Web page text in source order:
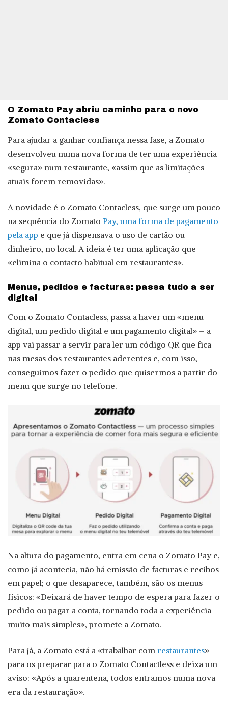
O Zomato Pay abriu caminho para o novo
Zomato Contacless
Para ajudar a ganhar confiança nessa fase, a Zomato
desenvolveu numa nova forma de ter uma experiência
«segura» num restaurante, «assim que as limitações
atuais forem removidas».
A novidade é o Zomato Contacless, que surge um pouco
na sequência do Zomato Pay, uma forma de pagamento
pela app e que já dispensava o uso de cartão ou
dinheiro, no local. A ideia é ter uma aplicação que
«elimina o contacto habitual em restaurantes».
Menus, pedidos e facturas: passa tudo a ser
digital
Com o Zomato Contacless, passa a haver um «menu
digital, um pedido digital e um pagamento digital» – a
app vai passar a servir para ler um código QR que fica
nas mesas dos restaurantes aderentes e, com isso,
conseguimos fazer o pedido que quisermos a partir do
menu que surge no telefone.
Na altura do pagamento, entra em cena o Zomato Pay e,
como já acontecia, não há emissão de facturas e recibos
em papel; o que desaparece, também, são os menus
físicos: «Deixará de haver tempo de espera para fazer o
pedido ou pagar a conta, tornando toda a experiência
muito mais simples», promete a Zomato.
Para já, a Zomato está a «trabalhar com restaurantes»
para os preparar para o Zomato Contactless e deixa um
aviso: «Após a quarentena, todos entramos numa nova
era da restauração».